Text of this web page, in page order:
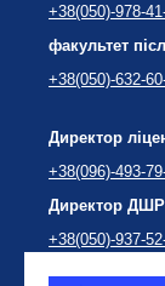
+38(050)-978-
факультет
+38(050)-632-
Директор
+38(096)-493-
Директор
+38(050)-937-